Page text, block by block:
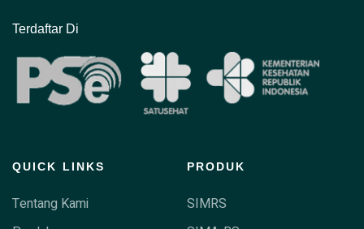
Terdaftar Di
QUICK LINKS
Tentang Kami
PRODUK
SIMRS